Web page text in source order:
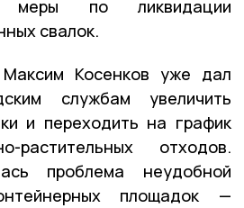
меры по ликвидации
свалок.
Косенков уже дал
службам увеличить
и переходить на график
растительных отходов.
проблема неудобной
площадок —